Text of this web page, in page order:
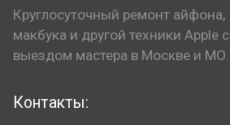
Круглосуточный ремонт айфона,
макбука и другой техники Apple с
выездом мастера в Москве и МО.
Контакты: